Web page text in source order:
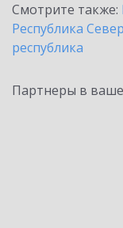
Смотрите также:
Республика
республика
Партнеры в